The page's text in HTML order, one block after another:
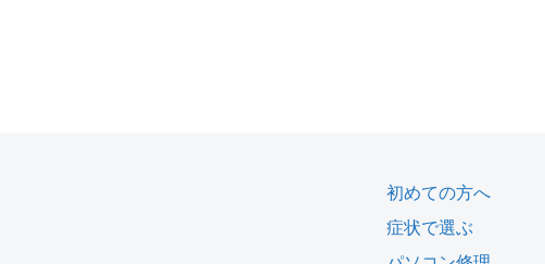
初めての方へ
症状で選ぶ